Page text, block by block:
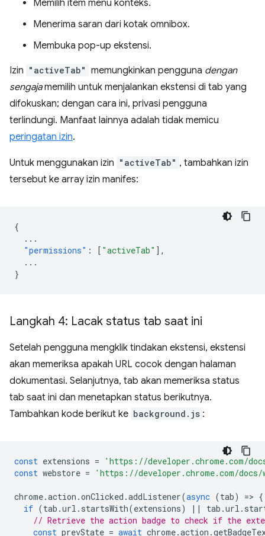
Memilih item menu konteks.
Menerima saran dari kotak omnibox.
Membuka pop-up ekstensi.
Izin "activeTab" memungkinkan pengguna dengan
sengajamemilih untuk menjalankan ekstensi di tab yang
difokuskan; dengan cara ini, privasi pengguna
terlindungi. Manfaat lainnya adalah tidak memicu
peringatan izin.
Untuk menggunakan izin "activeTab" , tambahkan izin
tersebut ke array izin manifes:
{
...
"permissions" : [ "activeTab" ],
...
}
Langkah 4: Lacak status tab saat ini
Setelah pengguna mengklik tindakan ekstensi, ekstensi
akan memeriksa apakah URL cocok dengan halaman
dokumentasi. Selanjutnya, tab akan memeriksa status
tab saat ini dan menetapkan status berikutnya.
Tambahkan kode berikut ke background.js :
const extensions =
'https://developer.chrome.com/
const webstore = 'https://developer.chrome.com/docs/
chrome.action .onClicked .addListener(async (tab) => {
if (tab .url . startsWith(extensions) || tab .url .
// Retrieve the action badge to check if the
const prevState = await chrome.action .